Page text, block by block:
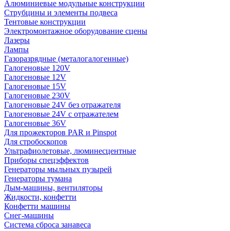
Алюминиевые модульные конструкции
Струбцины и элементы подвеса
Тентовые конструкции
Электромонтажное оборудование сцены
Лазеры
Лампы
Газоразрядные (металогалогенные)
Галогеновые 120V
Галогеновые 12V
Галогеновые 15V
Галогеновые 230V
Галогеновые 24V без отражателя
Галогеновые 24V с отражателем
Галогеновые 36V
Для прожекторов PAR и Pinspot
Для стробоскопов
Ультрафиолетовые, люминесцентные
Приборы спецэффектов
Генераторы мыльных пузырей
Генераторы тумана
Дым-машины, вентиляторы
Жидкости, конфетти
Конфетти машины
Снег-машины
Система сброса занавеса